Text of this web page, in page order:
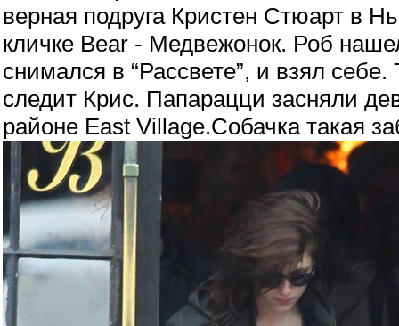
верная подруга Кристен Стюарт в
кличке Bear - Медвежонок. Роб
снимался в “Рассвете”, и взял
следит Крис. Папарацци засняли
районе East Village.Собачка такая